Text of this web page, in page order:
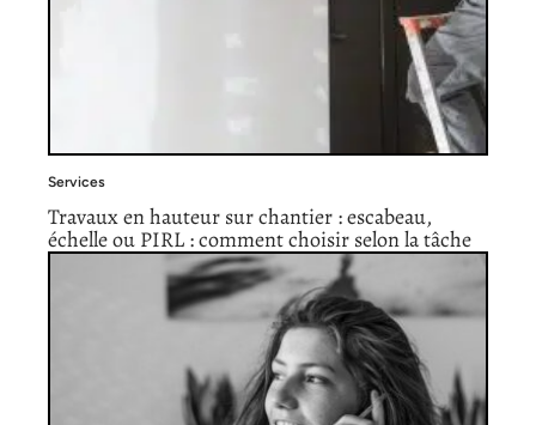
Services
Travaux en hauteur sur chantier : escabeau,
échelle ou PIRL : comment choisir selon la tâche